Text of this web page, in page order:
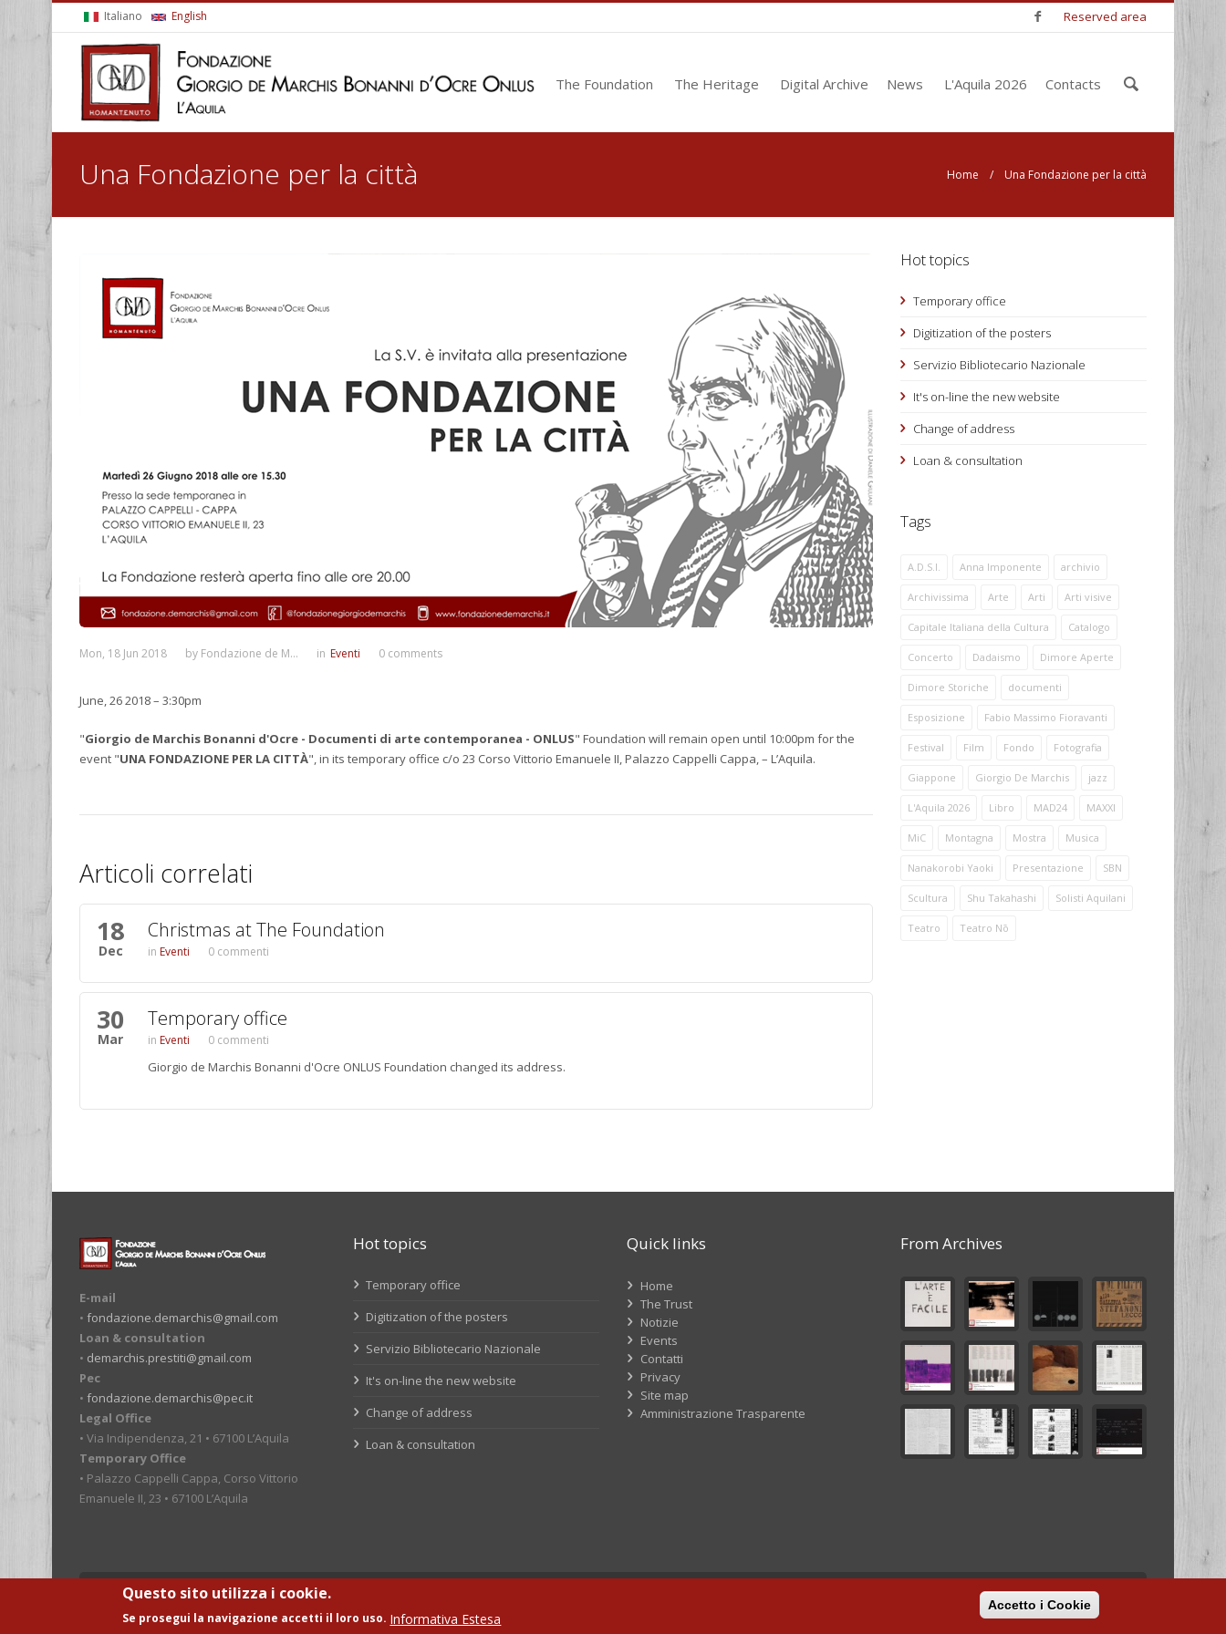
Skip to main contentItaliano English Reserved area
The Foundation The Heritage Digital Archive News L'Aquila 2026 Contacts
Enter
your
Una Fondazione per la città
You are here Home / Una Fondazione per la città
Mon, 18 Jun 2018 by Fondazione de M... in Eventi 0 comments
June, 26 2018 – 3:30pm
"Giorgio de Marchis Bonanni d'Ocre - Documenti di arte contemporanea - ONLUS" Foundation will remain open until 10:00pm for the
event "UNA FONDAZIONE PER LA CITTÀ", in its temporary office c/o 23 Corso Vittorio Emanuele II, Palazzo Cappelli Cappa, – L’Aquila.
Articoli correlati
18
Dec
Christmas at The Foundation
Eventi 0 commenti
30
Mar
Temporary office
Eventi 0 commenti
Giorgio de Marchis Bonanni d'Ocre ONLUS Foundation changed its address.
Hot topics
Temporary office
Digitization of the posters
Servizio Bibliotecario Nazionale
It's on-line the new website
Change of address
Loan & consultation
Tags
A.D.S.I. Anna Imponente archivio
Archivissima Arte Arti Arti visive
Capitale Italiana della Cultura Catalogo
Concerto Dadaismo Dimore Aperte
Dimore Storiche documenti
Esposizione Fabio Massimo Fioravanti
Festival Film Fondo Fotografia
Giappone Giorgio De Marchis jazz
L'Aquila 2026 Libro MAD24 MAXXI
MiC Montagna Mostra Musica
Nanakorobi Yaoki Presentazione SBN
Scultura Shu Takahashi Solisti Aquilani
Teatro Teatro Nō
E-mail
• fondazione.demarchis@gmail.com
Loan & consultation
• demarchis.prestiti@gmail.com
Pec
• fondazione.demarchis@pec.it
Legal Office
• Via Indipendenza, 21 • 67100 L’Aquila
Temporary Office
• Palazzo Cappelli Cappa, Corso Vittorio
Emanuele II, 23 • 67100 L’Aquila
Hot topics
Temporary office
Digitization of the posters
Servizio Bibliotecario Nazionale
It's on-line the new website
Change of address
Loan & consultation
Quick links
Home
The Trust
Notizie
Events
Contatti
Privacy
Site map
Amministrazione Trasparente
From Archives
© Fondazione Giorgio De Marchis Onlus Development
Questo sito utilizza i cookie.
Se prosegui la navigazione accetti il loro uso. Informativa Estesa
Accetto i Cookie